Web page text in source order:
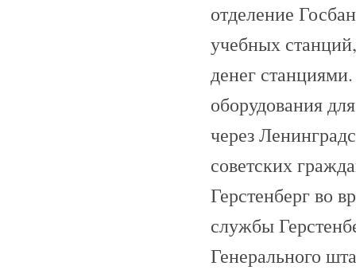
отделение
учебных
денег
оборудования
через
советских
Герстенберг во
службы
Генерального